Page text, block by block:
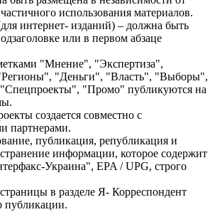
использования материалов.
интернет- изданий) – должна быть
или в первом абзаце
"Мнение", "Экспертиза",
"Деньги", "Власть", "Выборы",
"Промо" публикуются на
создается совместно с
партнерами.
публикация, републикация и
информации, которое содержит
Украина", EPA / UPG, строго
в разделе Я- Корреспондент
публикации.